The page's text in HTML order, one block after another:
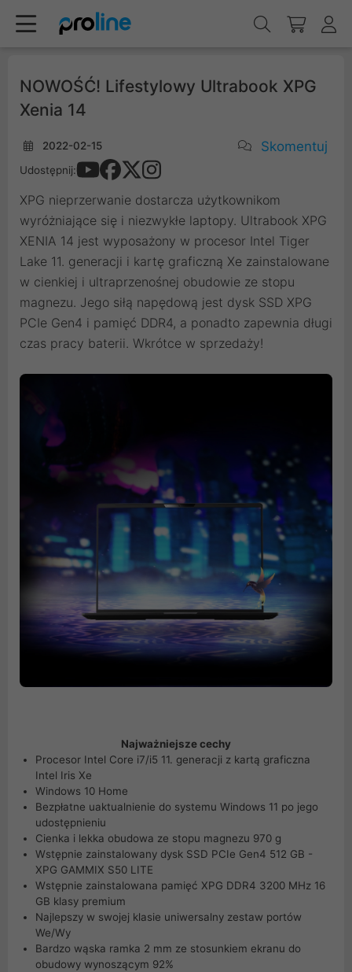
NOWOŚĆ! Lifestylowy Ultrabook XPG
Xenia 14
2022-02-15 Skomentuj
Udostępnij:
XPG nieprzerwanie dostarcza użytkownikom
wyróżniające się i niezwykłe laptopy. Ultrabook XPG
XENIA 14 jest wyposażony w procesor Intel Tiger
Lake 11. generacji i kartę graficzną Xe zainstalowane
w cienkiej i ultraprzenośnej obudowie ze stopu
magnezu. Jego siłą napędową jest dysk SSD XPG
PCIe Gen4 i pamięć DDR4, a ponadto zapewnia długi
czas pracy baterii. Wkrótce w sprzedaży!
Najważniejsze cechy
Procesor Intel Core i7/i5 11. generacji z kartą graficzna
Intel Iris Xe
Windows 10 Home
Bezpłatne uaktualnienie do systemu Windows 11 po jego
udostępnieniu
Cienka i lekka obudowa ze stopu magnezu 970 g
Wstępnie zainstalowany dysk SSD PCIe Gen4 512 GB -
XPG GAMMIX S50 LITE
Wstępnie zainstalowana pamięć XPG DDR4 3200 MHz 16
GB klasy premium
Najlepszy w swojej klasie uniwersalny zestaw portów
We/Wy
Bardzo wąska ramka 2 mm ze stosunkiem ekranu do
obudowy wynoszącym 92%